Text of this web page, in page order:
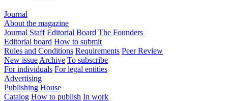
Journal
About the magazine
Journal Staff Editorial Board The Founders
Editorial board How to submit
Rules and Conditions Requirements Peer Review
New issue Archive To subscribe
For individuals For legal entities
Advertising
Publishing House
Catalog How to publish In work